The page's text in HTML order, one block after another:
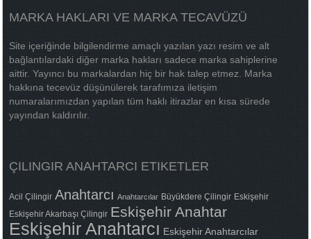
MARKA HAKLARI VE MARKA TECAVÜZÜ
Site içeriğinde bilgilendirme amaçlı yazılan yazı resim ve alt
bağlantılardaki diğer marka hakları sadece marka sahiplerine
aittir. Yayıncı bu markalardan hiç bir hak talep etmez. Marka
hakkına tecevüz düşünülerek tarafımıza iletişim
numaralarımızdan yapılan tüm haklı itirazlar en kısa sürede
yayından kaldırılır.
ÇILINGIR ANAHTARCI ETIKETLER
Acil Çilingir Anahtarcı Anahtarcılar Büyükdere Çilingir Eskişehir
Eskişehir Akarbaşı Çilingir Eskişehir Anahtar
Eskişehir Anahtarcı Eskişehir Anahtarcılar